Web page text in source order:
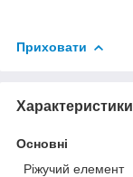
Приховати
Характеристики
Основні
Ріжучий елемент